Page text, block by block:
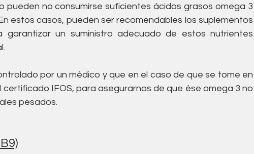
pueden no consumirse suficientes ácidos grasos omega 3
estos casos, pueden ser recomendables los suplementos
un suministro adecuado de estos nutrientes
por un médico y que en el caso de que se tome en
IFOS, para asegurarnos de que ése omega 3 no
pesados.